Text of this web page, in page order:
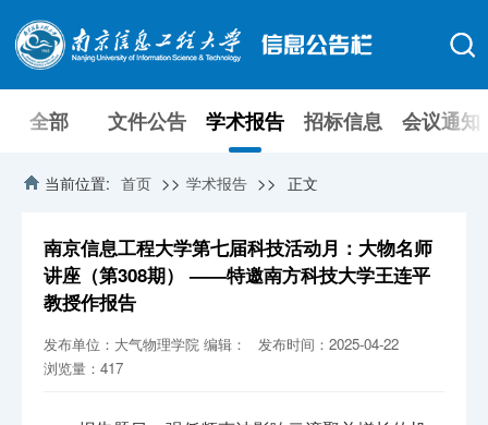
全部 文件公告 学术报告 招标信息 会议通知
当前位置: 首页 >> 学术报告 >> 正文
南京信息工程大学第七届科技活动月：大物名师
讲座（第308期） ——特邀南方科技大学王连平
教授作报告
发布单位：大气物理学院 编辑：
发布时间：2025-04-22
浏览量：417